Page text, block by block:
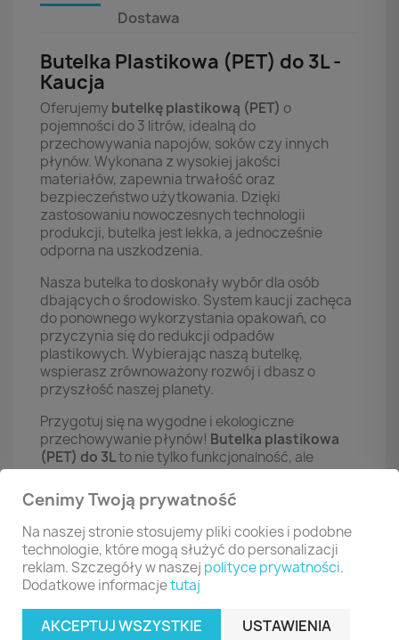
Dostawa
Butelka Plastikowa (PET) do 3L -
Kaucja
Oferujemy butelkę plastikową (PET) o
pojemności do 3 litrów, idealną do
przechowywania napojów, soków czy innych
płynów. Wykonana z wysokiej jakości
materiałów, zapewnia trwałość oraz
bezpieczeństwo użytkowania. Dzięki
zastosowaniu nowoczesnych technologii
produkcji, butelka jest lekka, a jednocześnie
odporna na uszkodzenia.
Nasza butelka to doskonały wybór dla osób
dbających o środowisko. System kaucji zachęca
do ponownego wykorzystania opakowań, co
przyczynia się do redukcji odpadów
plastikowych. Wybierając naszą butelkę,
wspierasz zrównoważony rozwój i dbasz o
przyszłość naszej planety.
Przygotuj się na wygodne i ekologiczne
przechowywanie płynów! Butelka plastikowa
(PET) do 3Lto nie tylko funkcjonalność, ale
również stylowy design, który doskonale wpasuje
się w każdą sytuację. Nie czekaj, zamów już dziś i
przekonaj się, jak łatwo można dbać o
środowisko!
CZĘSTO KUPOWANE RAZEM
Cenimy Twoją prywatność
Na naszej stronie stosujemy pliki cookies i podobne
technologie, które mogą służyć do personalizacji
reklam. Szczegóły w naszej polityce prywatności.
Dodatkowe informacjetutaj
AKCEPTUJ WSZYSTKIE USTAWIENIA